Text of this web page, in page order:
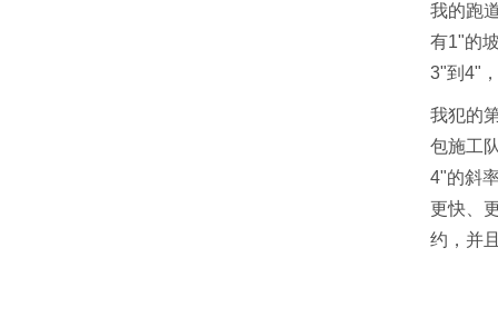
我的跑
有1"的
3"到4"
我犯的
包施工
4"的斜
更快、
约，并